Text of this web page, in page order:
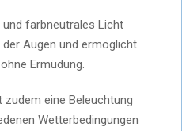
farbneutrales Licht
Augen und ermöglicht
Ermüdung.
eine Beleuchtung
Wetterbedingungen